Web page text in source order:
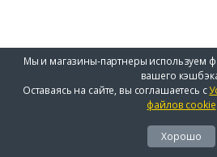
Мы и магазины-партнеры используем
вашего
Оставаясь на сайте, вы соглашаетесь с
файлов cookie
Хорошо